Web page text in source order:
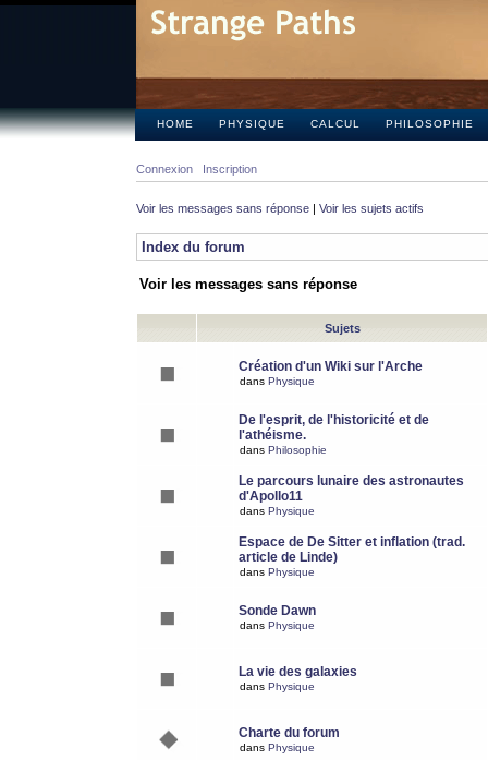
HOME PHYSIQUE CALCUL PHILOSOPHIE
Connexion Inscription
Voir les messages sans réponse | Voir les sujets actifs
Index du forum
Voir les messages sans réponse
Sujets
Création d'un Wiki sur l'Arche
dans Physique
De l'esprit, de l'historicité et de
l'athéisme.
dans Philosophie
Le parcours lunaire des astronautes
d'Apollo11
dans Physique
Espace de De Sitter et inflation (trad.
article de Linde)
dans Physique
Sonde Dawn
dans Physique
La vie des galaxies
dans Physique
Charte du forum
dans Physique